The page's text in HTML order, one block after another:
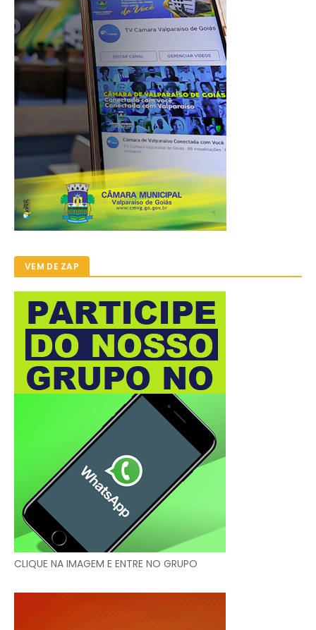
VEM DE ZAP
CLIQUE NA IMAGEM E ENTRE NO GRUPO